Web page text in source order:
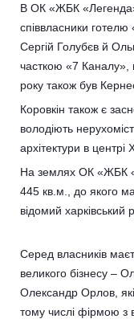
В ОК «ЖБК
співвласники
Сергій Голубєв й
часткою «7 Каналу»,
року також був
Коровкін також є
володіють
архітектури в центрі
На землях ОК «ЖБК
445 кв.м., до якого
відомий харківський
Серед власників
великого бізнесу –
Олександр Орлов,
тому числі фірмою з